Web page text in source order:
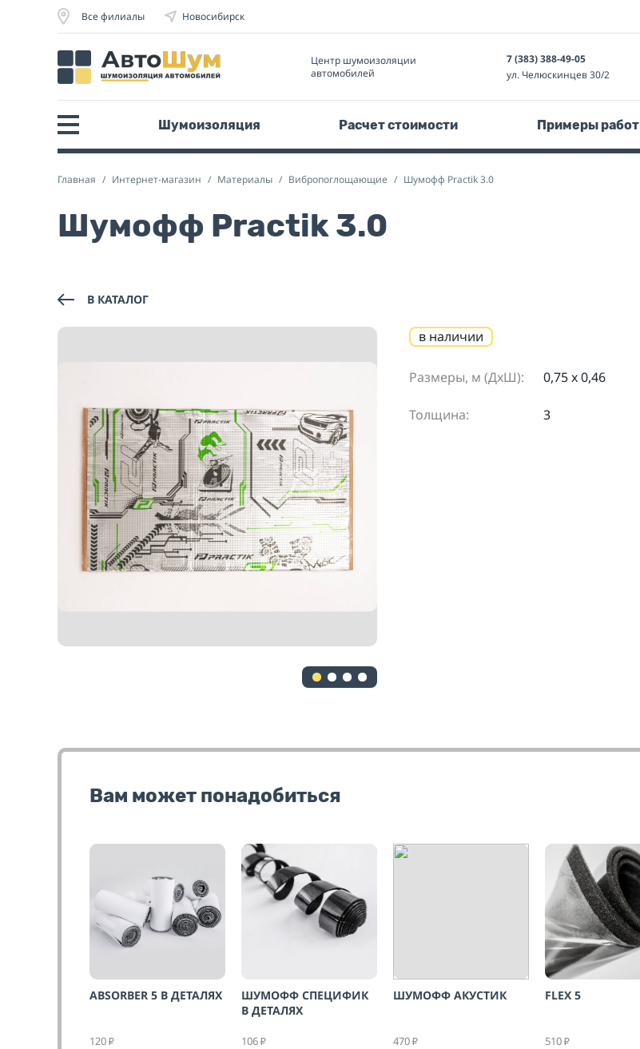
Все филиалы Новосибирск
Центр шумоизоляции
автомобилей
7 (383) 388-49-05
ул. Челюскинцев 30/2
Шумоизоляция Расчет стоимости Примеры работ
Главная Интернет-магазин Материалы Вибропоглощающие Шумофф Practik 3.0
Шумофф Practik 3.0
В КАТАЛОГ
в наличии
Размеры, м (ДхШ): 0,75 х 0,46
Толщина: 3
Вам может понадобиться
ABSORBER 5 В ДЕТАЛЯХ
120 ₽
ШУМОФФ СПЕЦИФИК
В ДЕТАЛЯХ
106 ₽
ШУМОФФ АКУСТИК
470 ₽
FLEX 5
510 ₽